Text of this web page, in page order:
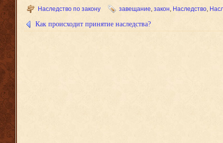
Наследство по закону завещание, закон, Наследство,
Как происходит принятие наследства?